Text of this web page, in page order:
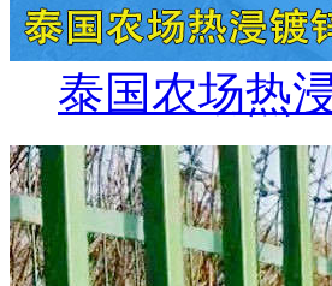
泰国农场热